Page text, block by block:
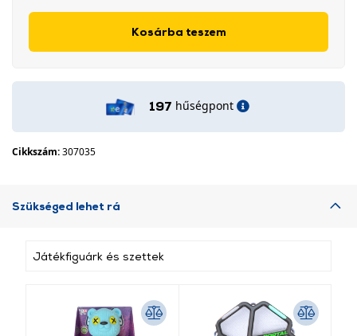
Kosárba teszem
197 hűségpont
Cikkszám:307035
Szükséged lehet rá
Játékfiguárk és szettek